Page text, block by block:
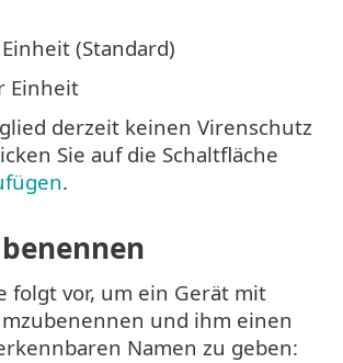
(Standard)
Einheit
derzeit keinen Virenschutz
Sie auf die Schaltfläche
.
folgt vor, um ein Gerät mit
und ihm einen
Namen zu geben: